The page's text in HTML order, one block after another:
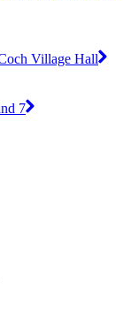
Village Hall
7